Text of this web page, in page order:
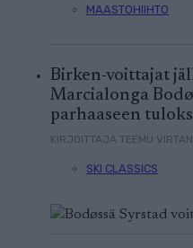
MAASTOHIIHTO
Birken-voittajat
Marcialonga
parhaaseen
KIRJOITTAJA TEEMU
SKI CLASSICS